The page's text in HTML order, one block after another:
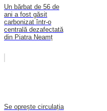
Un bărbat de 56 de
ani a fost găsit
carbonizat într-o
centrală dezafectată
din Piatra Neamț
Se oprește circulația